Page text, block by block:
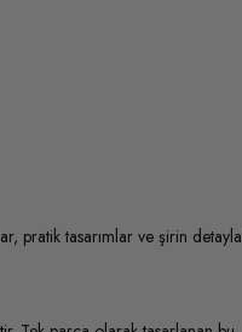
pratik tasarımlar ve şirin